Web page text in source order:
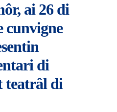
ai 26 di
cunvigne
di
teatrâl di